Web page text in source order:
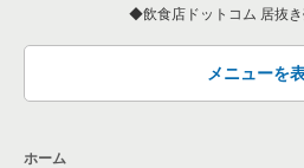
大阪市天王寺区の飲食店の居抜き売
高石市の飲食店の居抜き売却物件の案
大阪府のその他の居抜き売却物件の
飲食店ドットコム 居抜
メニューを
ホーム